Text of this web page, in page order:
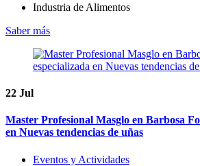
Industria de Alimentos
Saber más
22 Jul
Master Profesional Masglo en Barbosa
en Nuevas tendencias de uñas
Eventos y Actividades